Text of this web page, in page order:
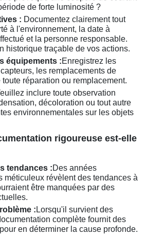
de forte luminosité ?
: Documentez clairement tout
à l'environnement, la date à
et la personne responsable.
historique traçable de vos actions.
équipements :Enregistrez les
les remplacements de
réparation ou remplacement.
inclure toute observation
décoloration ou tout autre
environnementales sur les objets
rigoureuse est-elle
tendances :Des années
méticuleux révèlent des tendances à
être manquées par des
: Lorsqu'il survient des
complète fournit des
en déterminer la cause profonde.